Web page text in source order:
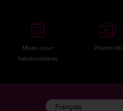
Mises à jour
hebdomadaires
Photos HD
Français